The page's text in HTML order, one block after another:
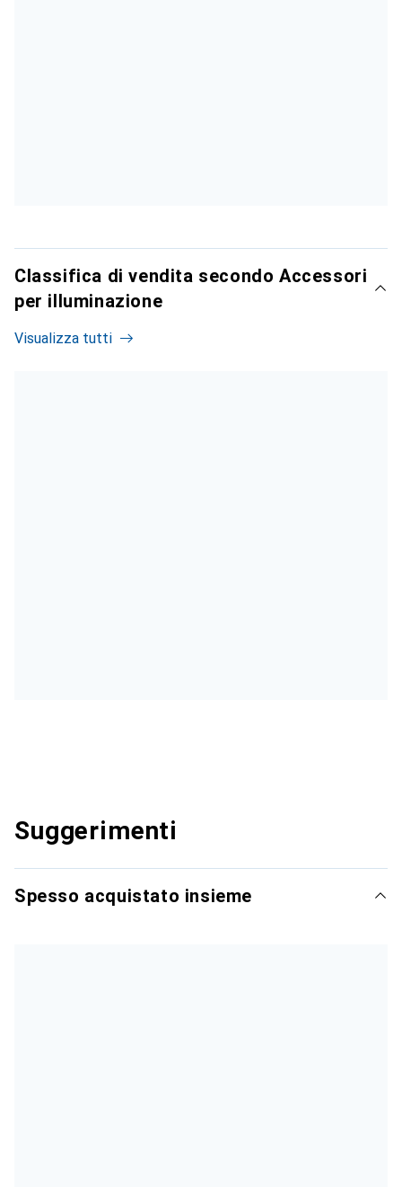
Classifica di vendita secondo Accessori
per illuminazione
Visualizza tutti
Suggerimenti
Spesso acquistato insieme